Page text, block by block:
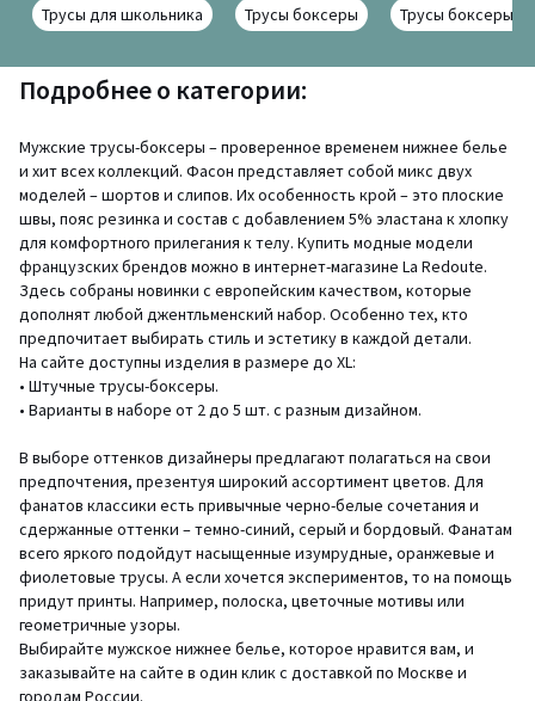
Трусы для школьника Трусы боксеры Трусы боксеры
Подробнее о категории:
Мужские трусы-боксеры – проверенное временем нижнее белье
и хит всех коллекций. Фасон представляет собой микс двух
моделей – шортов и слипов. Их особенность крой – это плоские
швы, пояс резинка и состав с добавлением 5% эластана к хлопку
для комфортного прилегания к телу. Купить модные модели
французских брендов можно в интернет-магазине La Redoute.
Здесь собраны новинки с европейским качеством, которые
дополнят любой джентльменский набор. Особенно тех, кто
предпочитает выбирать стиль и эстетику в каждой детали.
На сайте доступны изделия в размере до XL:
• Штучные трусы-боксеры.
• Варианты в наборе от 2 до 5 шт. с разным дизайном.
В выборе оттенков дизайнеры предлагают полагаться на свои
предпочтения, презентуя широкий ассортимент цветов. Для
фанатов классики есть привычные черно-белые сочетания и
сдержанные оттенки – темно-синий, серый и бордовый. Фанатам
всего яркого подойдут насыщенные изумрудные, оранжевые и
фиолетовые трусы. А если хочется экспериментов, то на помощь
придут принты. Например, полоска, цветочные мотивы или
геометричные узоры.
Выбирайте мужское нижнее белье, которое нравится вам, и
заказывайте на сайте в один клик с доставкой по Москве и
городам России.